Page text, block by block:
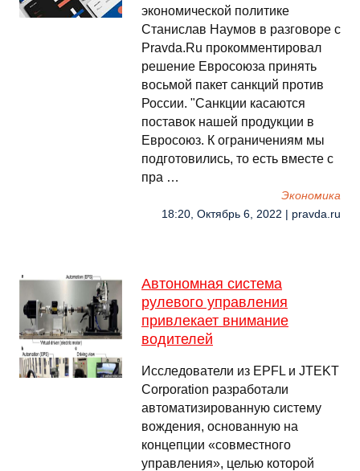
экономической политике
Станислав Наумов в разговоре с
Pravda.Ru прокомментировал
решение Евросоюза принять
восьмой пакет санкций против
России. "Санкции касаются
поставок нашей продукции в
Евросоюз. К ограничениям мы
подготовились, то есть вместе с
пра …
Экономика
18:20, Октябрь 6, 2022 | pravda.ru
Автономная система
рулевого управления
привлекает внимание
водителей
Исследователи из EPFL и JTEKT
Corporation разработали
автоматизированную систему
вождения, основанную на
концепции «совместного
управления», целью которой